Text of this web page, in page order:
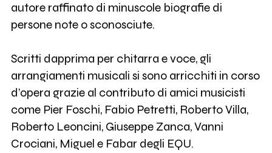
autore raffinato di minuscole biografie di
persone note o sconosciute.
Scritti dapprima per chitarra e voce, gli
arrangiamenti musicali si sono arricchiti in corso
d’opera grazie al contributo di amici musicisti
come Pier Foschi, Fabio Petretti, Roberto Villa,
Roberto Leoncini, Giuseppe Zanca, Vanni
Crociani, Miguel e Fabar degli EQU.